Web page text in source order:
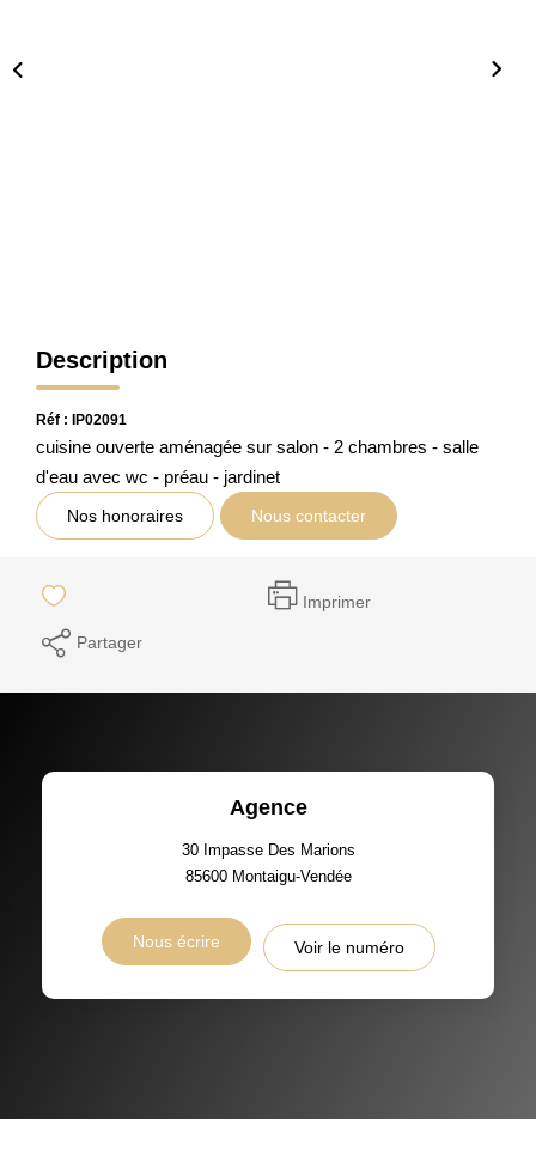
Description
Réf : IP02091
cuisine ouverte aménagée sur salon - 2 chambres - salle
d'eau avec wc - préau - jardinet
Nos honoraires Nous contacter
Imprimer
Partager
Agence
30 Impasse Des Marions
85600 Montaigu-Vendée
Nous écrire Voir le numéro